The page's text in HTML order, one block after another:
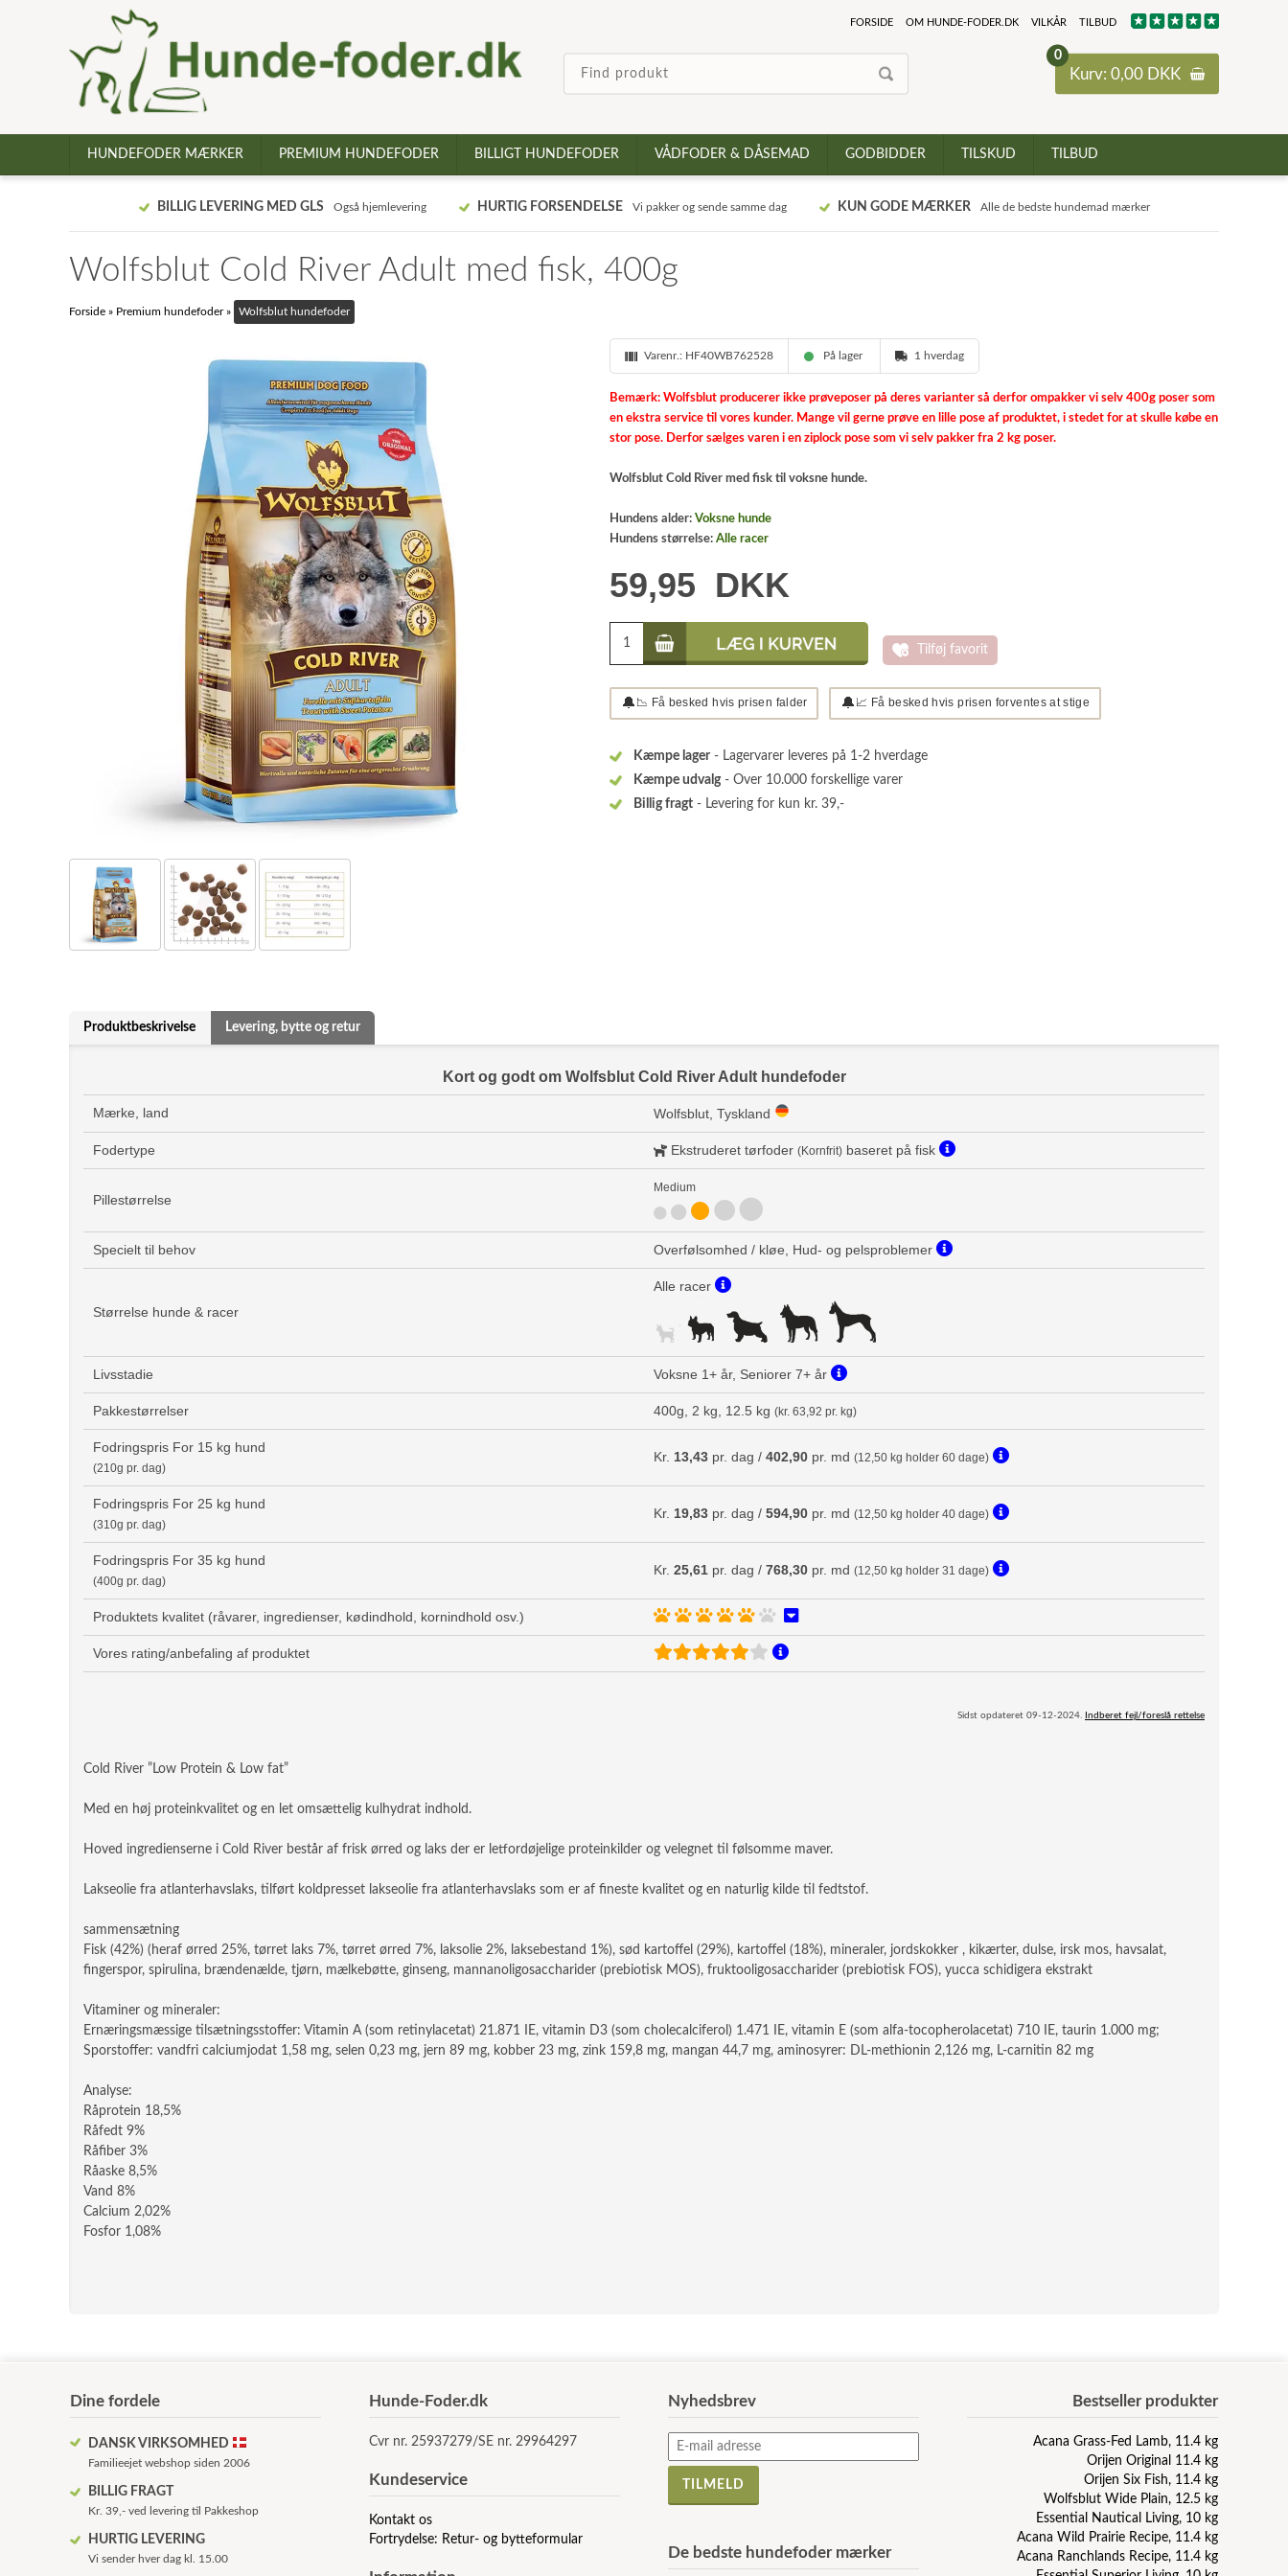
0
Kurv: 0,00 DKK
FORSIDE OM HUNDE-FODER.DK VILKÅR TILBUD
HUNDEFODER MÆRKER PREMIUM HUNDEFODER BILLIGT HUNDEFODER VÅDFODER & DÅSEMAD GODBIDDER TILSKUD TILBUD
BILLIG LEVERING MED GLS Også hjemlevering HURTIG FORSENDELSE Vi pakker og sende samme dag KUN GODE MÆRKER Alle de bedste hundemad mærker
Wolfsblut Cold River Adult med fisk, 400g
Forside » Premium hundefoder» Wolfsblut hundefoder
Varenr.: HF40WB762528 På lager 1 hverdag
Bemærk: Wolfsblut producerer ikke prøveposer på deres varianter så derfor ompakker vi selv 400g poser som
en ekstra service til vores kunder. Mange vil gerne prøve en lille pose af produktet, i stedet for at skulle købe en
stor pose. Derfor sælges varen i en ziplock pose som vi selv pakker fra 2 kg poser.
Wolfsblut Cold River med fisk til voksne hunde.
Hundens alder: Voksne hunde
Hundens størrelse: Alle racer
59,95 DKK
Tilføj favorit
🔔 📉 Få besked hvis prisen falder 🔔 📈 Få besked hvis prisen forventes at stige
Kæmpe lager - Lagervarer leveres på 1-2 hverdage
Kæmpe udvalg- Over 10.000 forskellige varer
Billig fragt - Levering for kun kr. 39,-
Produktbeskrivelse Levering, bytte og retur
Kort og godt om Wolfsblut Cold River Adult hundefoder
Mærke, land Wolfsblut, Tyskland
Fodertype Ekstruderet tørfoder (Kornfrit) baseret på fisk
Pillestørrelse
Medium
Specielt til behov Overfølsomhed / kløe, Hud- og pelsproblemer
Størrelse hunde & racer
Alle racer
Livsstadie Voksne 1+ år, Seniorer 7+ år
Pakkestørrelser 400g, 2 kg, 12.5 kg (kr. 63,92 pr. kg)
Fodringspris For 15 kg hund
(210g pr. dag)
Kr. 13,43 pr. dag / 402,90 pr. md (12,50 kg holder 60 dage)
Fodringspris For 25 kg hund
(310g pr. dag)
Kr. 19,83 pr. dag / 594,90 pr. md (12,50 kg holder 40 dage)
Fodringspris For 35 kg hund
(400g pr. dag)
Kr. 25,61 pr. dag / 768,30 pr. md (12,50 kg holder 31 dage)
Produktets kvalitet (råvarer, ingredienser, kødindhold, kornindhold osv.)
Vores rating/anbefaling af produktet
Sidst opdateret 09-12-2024. Indberet fejl/foreslå rettelse
Cold River ”Low Protein & Low fat”
Med en høj proteinkvalitet og en let omsættelig kulhydrat indhold.
Hoved ingredienserne i Cold River består af frisk ørred og laks der er letfordøjelige proteinkilder og velegnet til følsomme maver.
Lakseolie fra atlanterhavslaks, tilført koldpresset lakseolie fra atlanterhavslaks som er af fineste kvalitet og en naturlig kilde til fedtstof.
sammensætning
Fisk (42%) (heraf ørred 25%, tørret laks 7%, tørret ørred 7%, laksolie 2%, laksebestand 1%), sød kartoffel (29%), kartoffel (18%), mineraler, jordskokker , kikærter, dulse, irsk mos, havsalat,
fingerspor, spirulina, brændenælde, tjørn, mælkebøtte, ginseng, mannanoligosaccharider (prebiotisk MOS), fruktooligosaccharider (prebiotisk FOS), yucca schidigera ekstrakt
Vitaminer og mineraler:
Ernæringsmæssige tilsætningsstoffer: Vitamin A (som retinylacetat) 21.871 IE, vitamin D3 (som cholecalciferol) 1.471 IE, vitamin E (som alfa-tocopherolacetat) 710 IE, taurin 1.000 mg;
Sporstoffer: vandfri calciumjodat 1,58 mg, selen 0,23 mg, jern 89 mg, kobber 23 mg, zink 159,8 mg, mangan 44,7 mg, aminosyrer: DL-methionin 2,126 mg, L-carnitin 82 mg
Analyse:
Råprotein 18,5%
Råfedt 9%
Råfiber 3%
Råaske 8,5%
Vand 8%
Calcium 2,02%
Fosfor 1,08%
Dine fordele
DANSK VIRKSOMHED
Familieejet webshop siden 2006
BILLIG FRAGT
Kr. 39,- ved levering til Pakkeshop
HURTIG LEVERING
Vi sender hver dag kl. 15.00
Hunde-Foder.dk
Cvr nr. 25937279/SE nr. 29964297
Kundeservice
Kontakt os
Fortrydelse: Retur- og bytteformular
Nyhedsbrev
De bedste hundefoder mærker
Bestseller produkter
Acana Grass-Fed Lamb, 11.4 kg
Orijen Original 11.4 kg
Orijen Six Fish, 11.4 kg
Wolfsblut Wide Plain, 12.5 kg
Essential Nautical Living, 10 kg
Acana Wild Prairie Recipe, 11.4 kg
Acana Ranchlands Recipe, 11.4 kg